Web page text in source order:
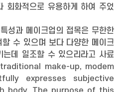
회화적으로 유용하게 하여 주었
성과 메이크업의 접목은 무한한
할 수 있으며 보다 다양한 메이크
는데 일조할 수 있으리라고 사료
make-up, modem
expresses subjective